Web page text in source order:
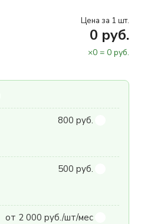
Цена за 1 шт.
0 руб.
×0 = 0 руб.
800 руб.
500 руб.
от 2 000 руб./шт/мес